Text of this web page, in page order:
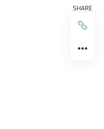
SHARE